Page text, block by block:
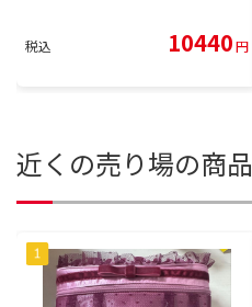
税込 10440円
近くの売り場の商品